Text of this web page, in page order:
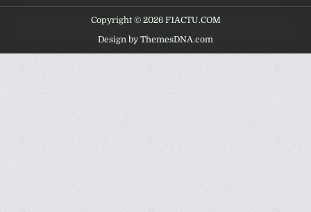
Copyright © 2026 F1ACTU.COM
Design by ThemesDNA.com